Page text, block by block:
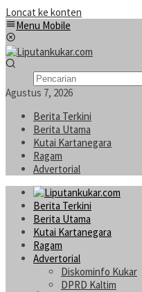
Loncat ke konten
Menu Mobile
Agustus 7, 2026
Berita Terkini
Berita Utama
Kutai Kartanegara
Ragam
Advertorial
Berita Terkini
Berita Utama
Kutai Kartanegara
Ragam
Advertorial
Diskominfo Kukar
DPRD Kaltim